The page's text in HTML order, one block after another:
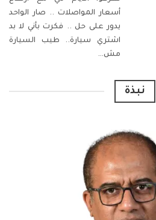
أسعار المواصلات .. صار الواحد
يدور على حل .. فكرت بأني لا بد
اشتري سيارة.. طيب السيارة
مش…
نبذة